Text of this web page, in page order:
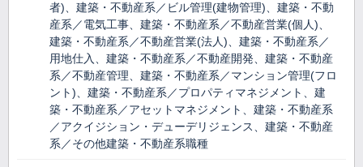
者)、建築・不動産系／ビル管理(建物管理)、建築・不動
産系／電気工事、建築・不動産系／不動産営業(個人)、
建築・不動産系／不動産営業(法人)、建築・不動産系／
用地仕入、建築・不動産系／不動産開発、建築・不動産
系／不動産管理、建築・不動産系／マンション管理(フロ
ント)、建築・不動産系／プロパティマネジメント、建
築・不動産系／アセットマネジメント、建築・不動産系
／アクイジション・デューデリジェンス、建築・不動産
系／その他建築・不動産系職種